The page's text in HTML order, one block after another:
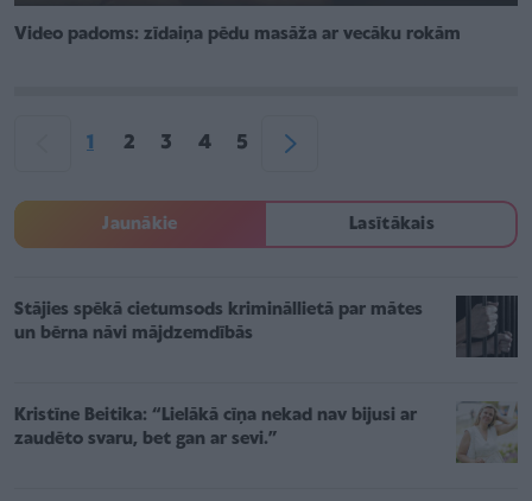
Video padoms: zīdaiņa pēdu masāža ar vecāku rokām
1 2 3 4 5
Jaunākie Lasītākais
Stājies spēkā cietumsods krimināllietā par mātes
un bērna nāvi mājdzemdībās
Kristīne Beitika: “Lielākā cīņa nekad nav bijusi ar
zaudēto svaru, bet gan ar sevi.”